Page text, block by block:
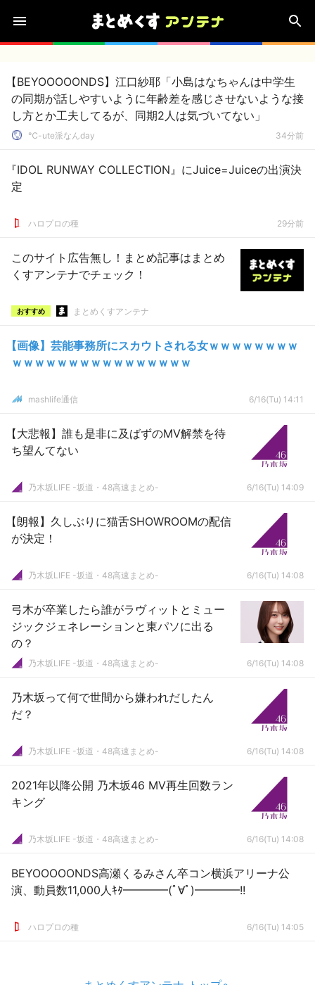
【BEYOOOOONDS】江口紗耶「小島はなちゃんは中学生
の同期が話しやすいように年齢差を感じさせないような接
し方とか工夫してるが、同期2人は気づいてない」
℃-ute派なんday 34分前
『IDOL RUNWAY COLLECTION』にJuice=Juiceの出演決
定
ハロプロの種 29分前
このサイト広告無し！まとめ記事はまとめ
くすアンテナでチェック！
おすすめ まとめくすアンテナ
【画像】芸能事務所にスカウトされる女ｗｗｗｗｗｗｗｗ
ｗｗｗｗｗｗｗｗｗｗｗｗｗｗｗｗ
mashlife通信 6/16(Tu) 14:11
【大悲報】誰も是非に及ばずのMV解禁を待
ち望んてない
乃木坂LIFE -坂道・48高速まとめ- 6/16(Tu) 14:09
【朗報】久しぶりに猫舌SHOWROOMの配信
が決定！
乃木坂LIFE -坂道・48高速まとめ- 6/16(Tu) 14:08
弓木が卒業したら誰がラヴィットとミュー
ジックジェネレーションと東パソに出る
の？
乃木坂LIFE -坂道・48高速まとめ- 6/16(Tu) 14:08
乃木坂って何で世間から嫌われだしたん
だ？
乃木坂LIFE -坂道・48高速まとめ- 6/16(Tu) 14:08
2021年以降公開 乃木坂46 MV再生回数ラン
キング
乃木坂LIFE -坂道・48高速まとめ- 6/16(Tu) 14:08
BEYOOOOONDS高瀬くるみさん卒コン横浜アリーナ公
演、動員数11,000人ｷﾀ━━━━(ﾟ∀ﾟ)━━━━!!
ハロプロの種 6/16(Tu) 14:05